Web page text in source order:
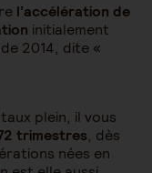
l’accélération de
initialement
2014, dite «
plein, il vous
trimestres, dès
nées en